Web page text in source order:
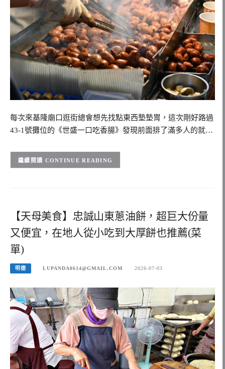
每次來基隆廟口逛街總會想先找點東西墊墊胃，這次剛好路過
43-1號攤位的《世盛一口吃香腸》發現前面排了滿多人的就…
CONTINUE READING
【天母美食】忠誠山東蔥油餅，超巨大份量
又便宜，在地人從小吃到大厚餅也推薦(菜
單)
明德 LUPANDA0614@GMAIL.COM 2026-07-03